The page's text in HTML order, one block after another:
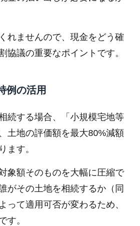
れませんので、現金をどう確
協議の重要なポイントです。
例の活用
続する場合、「小規模宅地等
土地の評価額を最大80%減額
ます。
象額そのものを大幅に圧縮で
がその土地を相続するか（同
って適用可否が変わるため、
す。